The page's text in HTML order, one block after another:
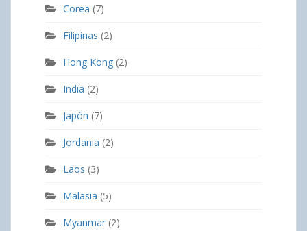
Corea (7)
Filipinas (2)
Hong Kong (2)
India (2)
Japón (7)
Jordania (2)
Laos (3)
Malasia (5)
Myanmar (2)